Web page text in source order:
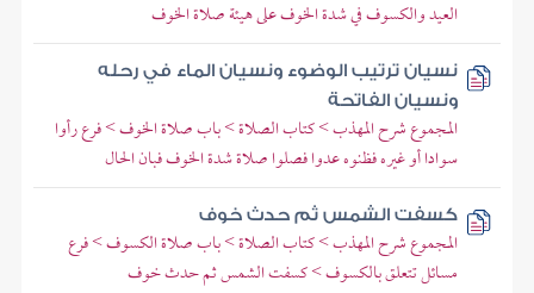
العيد والكسوف في شدة الخوف على هيئة صلاة الخوف
نسيان ترتيب الوضوء ونسيان الماء في رحله
ونسيان الفاتحة
المجموع شرح المهذب > كتاب الصلاة > باب صلاة الخوف > فرع رأوا
سوادا أو غيره فظنوه عدوا فصلوا صلاة شدة الخوف فبان الحال
كسفت الشمس ثم حدث خوف
المجموع شرح المهذب > كتاب الصلاة > باب صلاة الكسوف > فرع
مسائل تتعلق بالكسوف > كسفت الشمس ثم حدث خوف